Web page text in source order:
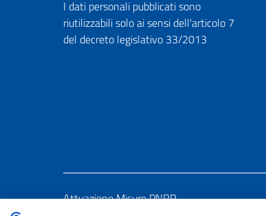
I dati personali pubblicati sono
riutilizzabili solo ai sensi dell'articolo 7
del decreto legislativo 33/2013
Attuazione Misure PNRR